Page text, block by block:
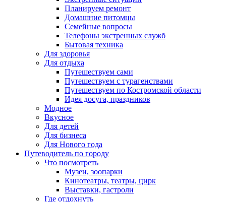
Планируем ремонт
Домашние питомцы
Семейные вопросы
Телефоны экстренных служб
Бытовая техника
Для здоровья
Для отдыха
Путешествуем сами
Путешествуем с турагенствами
Путешествуем по Костромской области
Идея досуга, праздников
Модное
Вкусное
Для детей
Для бизнеса
Для Нового года
Путеводитель по городу
Что посмотреть
Музеи, зоопарки
Кинотеатры, театры, цирк
Выставки, гастроли
Где отдохнуть